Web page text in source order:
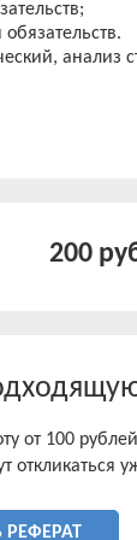
анализ
200
от 100
откликаться
РЕФЕРАТ